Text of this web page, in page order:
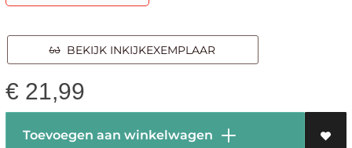
BEKIJK INKIJKEXEMPLAAR
€ 21,99
Toevoegen aan winkelwagen